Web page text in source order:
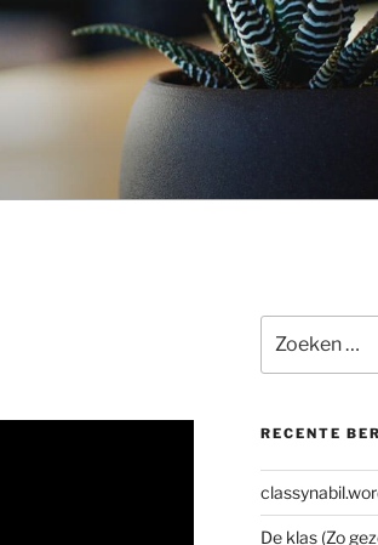
naar:
RECENTE
De klas (Zo